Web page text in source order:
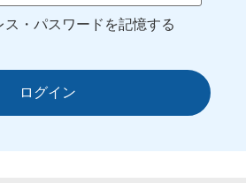
ス・パスワードを記憶する
ログイン